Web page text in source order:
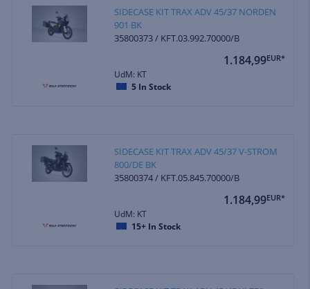
SIDECASE KIT TRAX ADV 45/37 NORDEN
901 BK
35800373 / KFT.03.992.70000/B
1.184,99EUR*
UdM: KT
5 In Stock
SIDECASE KIT TRAX ADV 45/37 V-STROM
800/DE BK
35800374 / KFT.05.845.70000/B
1.184,99EUR*
UdM: KT
15+ In Stock